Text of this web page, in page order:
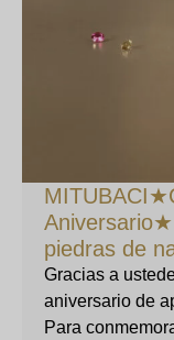
piedras de
Gracias a
aniversario de
Para